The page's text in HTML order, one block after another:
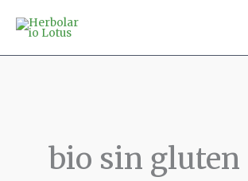
bio sin gluten